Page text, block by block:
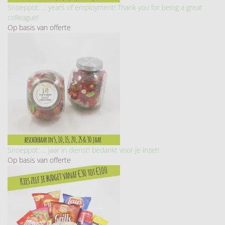
Snoeppot: ... years of employment! Thank you for being a great
colleague!
Op basis van offerte
Snoeppot: ... jaar in dienst! bedankt voor je inzet!
Op basis van offerte